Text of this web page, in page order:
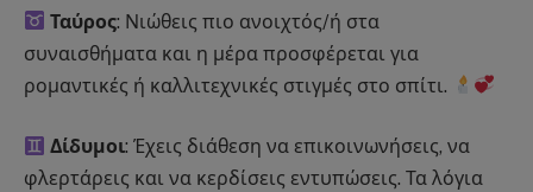
Ταύρος: Νιώθεις πιο ανοιχτός/ή στα
συναισθήματα και η μέρα προσφέρεται για
ρομαντικές ή καλλιτεχνικές στιγμές στο σπίτι.
Δίδυμοι: Έχεις διάθεση να επικοινωνήσεις, να
φλερτάρεις και να κερδίσεις εντυπώσεις. Τα λόγια